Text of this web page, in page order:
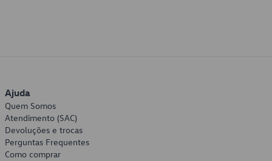
Ajuda
Quem Somos
Atendimento (SAC)
Devoluções e trocas
Perguntas Frequentes
Como comprar